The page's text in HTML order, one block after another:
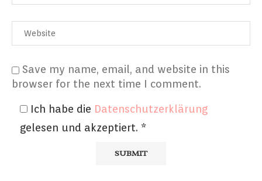
Save my name, email, and website in this
browser for the next time I comment.
Ich habe die Datenschutzerklärung
gelesen und akzeptiert. *